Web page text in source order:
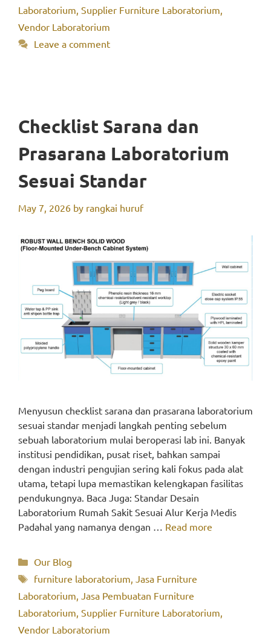
Laboratorium, Supplier Furniture Laboratorium,
Vendor Laboratorium
Leave a comment
Checklist Sarana dan
Prasarana Laboratorium
Sesuai Standar
May 7, 2026 by rangkai huruf
Menyusun checklist sarana dan prasarana laboratorium
sesuai standar menjadi langkah penting sebelum
sebuah laboratorium mulai beroperasi lab ini. Banyak
institusi pendidikan, pusat riset, bahkan sampai
dengan industri pengujian sering kali fokus pada alat
utama, tetapi lupa memastikan kelengkapan fasilitas
pendukungnya. Baca Juga: Standar Desain
Laboratorium Rumah Sakit Sesuai Alur Kerja Medis
Padahal yang namanya dengan … Read more
Categories
Our Blog
Tags
furniture laboratorium, Jasa Furniture
Laboratorium, Jasa Pembuatan Furniture
Laboratorium, Supplier Furniture Laboratorium,
Vendor Laboratorium